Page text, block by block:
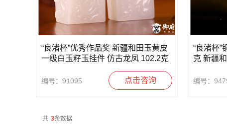
“良渚杯”优秀作品奖 新疆和田玉黄皮
一级白玉籽玉挂件 仿古龙凤 102.2克
编号：91095 点击咨询
“良渚杯”
克 新疆
编号：
共 3条数据